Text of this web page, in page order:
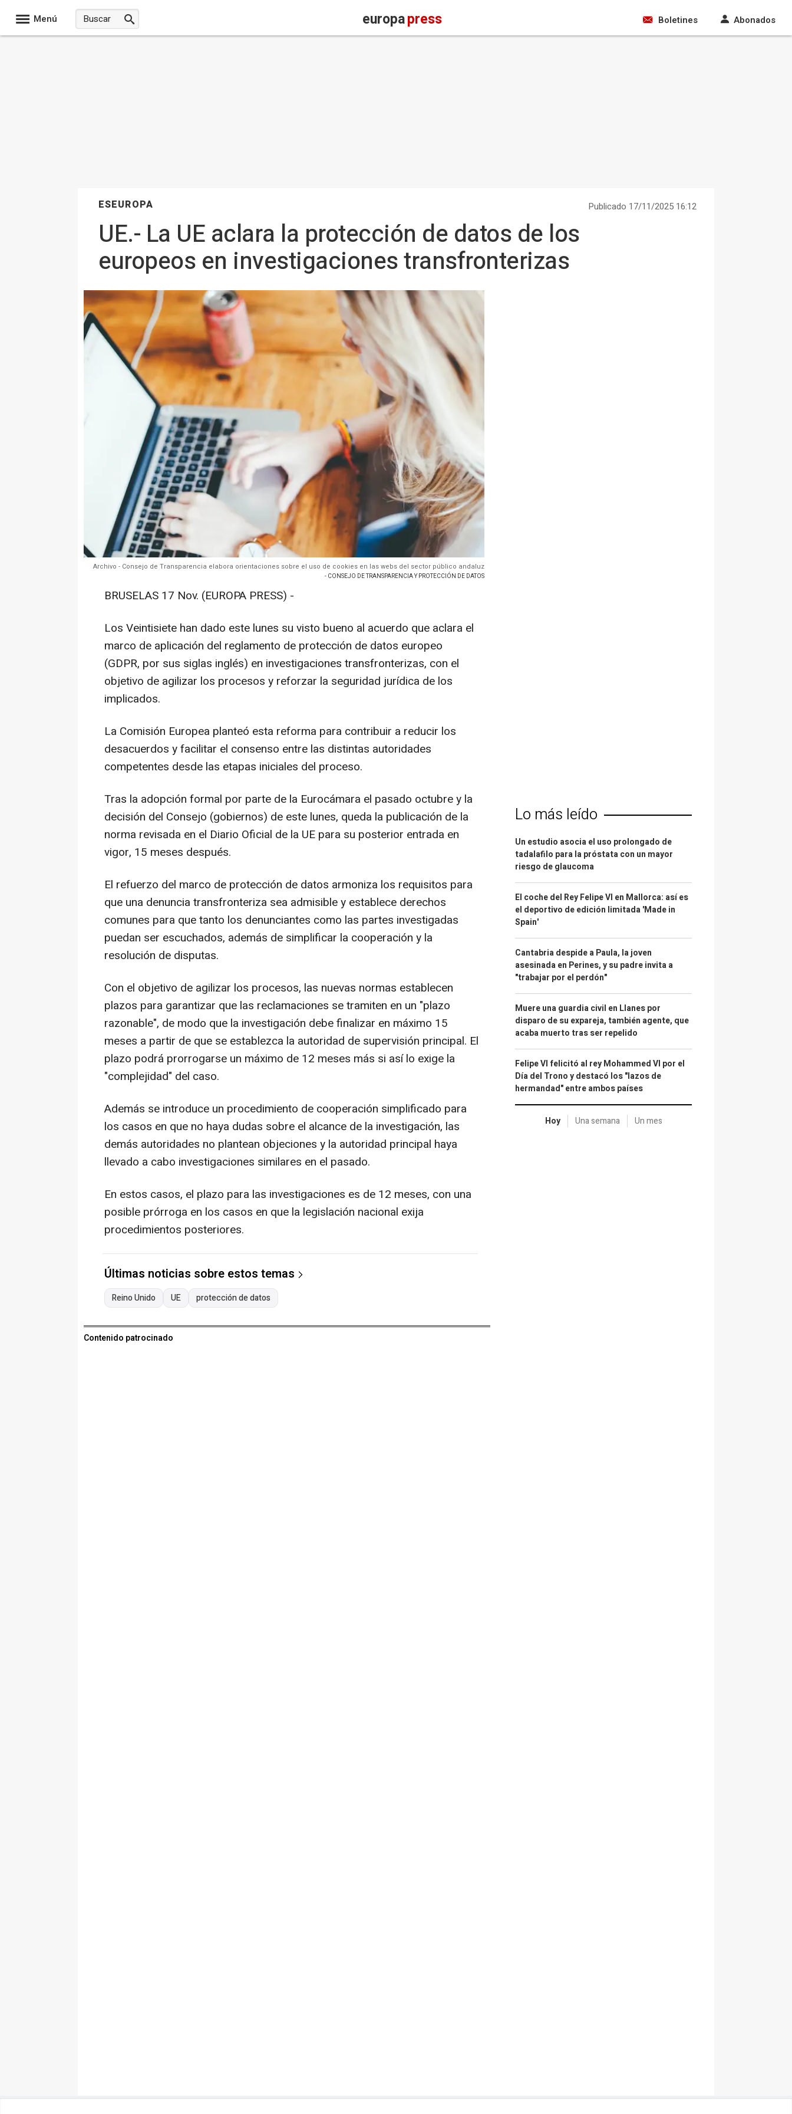
Menú europapress Boletines Abonados
ESEUROPA Publicado 17/11/2025 16:12
UE.- La UE aclara la protección de datos de los
europeos en investigaciones transfronterizas
Archivo - Consejo de Transparencia elabora orientaciones sobre el uso de cookies en las webs del sector público andaluz
- CONSEJO DE TRANSPARENCIA Y PROTECCIÓN DE DATOS
BRUSELAS 17 Nov. (EUROPA PRESS) -
Los Veintisiete han dado este lunes su visto bueno al acuerdo que aclara el
marco de aplicación del reglamento de protección de datos europeo
(GDPR, por sus siglas inglés) en investigaciones transfronterizas, con el
objetivo de agilizar los procesos y reforzar la seguridad jurídica de los
implicados.
La Comisión Europea planteó esta reforma para contribuir a reducir los
desacuerdos y facilitar el consenso entre las distintas autoridades
competentes desde las etapas iniciales del proceso.
Tras la adopción formal por parte de la Eurocámara el pasado octubre y la
decisión del Consejo (gobiernos) de este lunes, queda la publicación de la
norma revisada en el Diario Oficial de la UE para su posterior entrada en
vigor, 15 meses después.
El refuerzo del marco de protección de datos armoniza los requisitos para
que una denuncia transfronteriza sea admisible y establece derechos
comunes para que tanto los denunciantes como las partes investigadas
puedan ser escuchados, además de simplificar la cooperación y la
resolución de disputas.
Con el objetivo de agilizar los procesos, las nuevas normas establecen
plazos para garantizar que las reclamaciones se tramiten en un "plazo
razonable", de modo que la investigación debe finalizar en máximo 15
meses a partir de que se establezca la autoridad de supervisión principal. El
plazo podrá prorrogarse un máximo de 12 meses más si así lo exige la
"complejidad" del caso.
Además se introduce un procedimiento de cooperación simplificado para
los casos en que no haya dudas sobre el alcance de la investigación, las
demás autoridades no plantean objeciones y la autoridad principal haya
llevado a cabo investigaciones similares en el pasado.
En estos casos, el plazo para las investigaciones es de 12 meses, con una
posible prórroga en los casos en que la legislación nacional exija
procedimientos posteriores.
Últimas noticias sobre estos temas
Reino Unido UE protección de datos
Contenido patrocinado
Lo más leído
Un estudio asocia el uso prolongado de
tadalafilo para la próstata con un mayor
riesgo de glaucoma
El coche del Rey Felipe VI en Mallorca: así es
el deportivo de edición limitada 'Made in
Spain'
Cantabria despide a Paula, la joven
asesinada en Perines, y su padre invita a
"trabajar por el perdón"
Muere una guardia civil en Llanes por
disparo de su expareja, también agente, que
acaba muerto tras ser repelido
Felipe VI felicitó al rey Mohammed VI por el
Día del Trono y destacó los "lazos de
hermandad" entre ambos países
Hoy Una semana Un mes